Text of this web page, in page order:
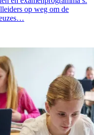
op weg om de